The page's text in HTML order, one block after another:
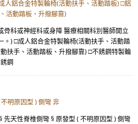
人鋁合金特製輪椅(活動扶手、活動踏板) □鋁
活動踏板、升撥腳靠)
骨科或神經科或身障 醫療相關科別醫師開立
。) □成人鋁合金特製輪椅(活動扶手、活動踏
扶手、活動踏板、升撥腳靠) □不銹鋼特製輪
鋼
明原因型 ) 側彎 非
先天性脊椎側彎 § 原發型 ( 不明原因型 ) 側彎